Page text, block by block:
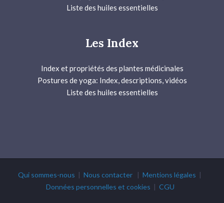
Liste des huiles essentielles
Les Index
Index et propriétés des plantes médicinales
Postures de yoga: Index, descriptions, vidéos
Liste des huiles essentielles
Qui sommes-nous | Nous contacter| Mentions légales |
Données personnelles et cookies | CGU